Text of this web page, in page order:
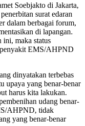
Soebjakto di Jakarta,
surat edaran
dalam berbagai forum,
di lapangan.
ini, maka status
penyakit EMS/AHPND
dinyatakan terbebas
upaya yang benar-benar
harus kita lakukan.
udang benar-
AHPND, tidak
yang benar-benar